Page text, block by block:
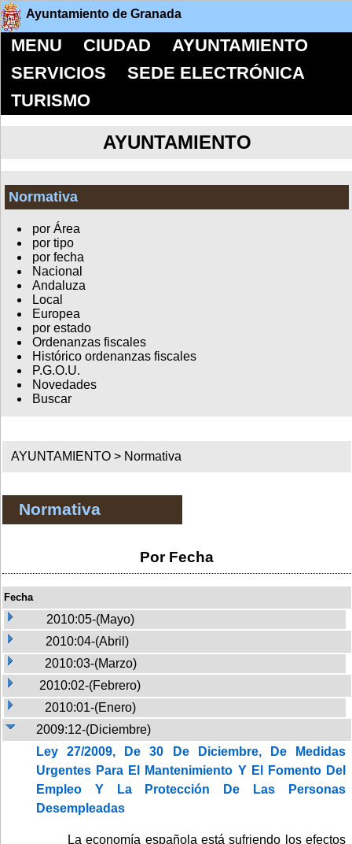
Ayuntamiento de Granada
MENU CIUDAD
AYUNTAMIENTO
SERVICIOS
SEDE ELECTRÓNICA
TURISMO
AYUNTAMIENTO
Normativa
por Área
por tipo
por fecha
Nacional
Andaluza
Local
Europea
por estado
Ordenanzas fiscales
Histórico ordenanzas fiscales
P.G.O.U.
Novedades
Buscar
AYUNTAMIENTO > Normativa
Normativa
Por Fecha
Fecha
2010:05-(Mayo)
2010:04-(Abril)
2010:03-(Marzo)
2010:02-(Febrero)
2010:01-(Enero)
2009:12-(Diciembre)
Ley 27/2009, De 30 De Diciembre, De Medidas
Urgentes Para El Mantenimiento Y El Fomento Del
Empleo Y La Protección De Las Personas
Desempleadas
La economía española está sufriendo los efectos